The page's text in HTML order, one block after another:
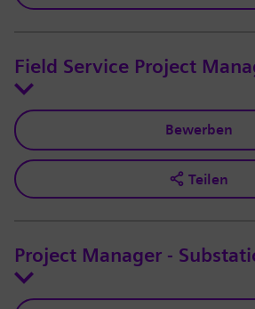
Field Service Project
Bewerben
Teilen
Project Manager -